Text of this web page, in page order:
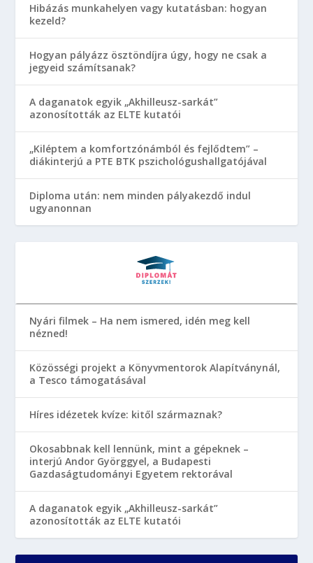
Hibázás munkahelyen vagy kutatásban: hogyan
kezeld?
Hogyan pályázz ösztöndíjra úgy, hogy ne csak a
jegyeid számítsanak?
A daganatok egyik „Akhilleusz-sarkát”
azonosították az ELTE kutatói
„Kiléptem a komfortzónámból és fejlődtem” –
diákinterjú a PTE BTK pszichológushallgatójával
Diploma után: nem minden pályakezdő indul
ugyanonnan
Nyári filmek – Ha nem ismered, idén meg kell
nézned!
Közösségi projekt a Könyvmentorok Alapítványnál,
a Tesco támogatásával
Híres idézetek kvíze: kitől származnak?
Okosabbnak kell lennünk, mint a gépeknek –
interjú Andor Györggyel, a Budapesti
Gazdaságtudományi Egyetem rektorával
A daganatok egyik „Akhilleusz-sarkát”
azonosították az ELTE kutatói